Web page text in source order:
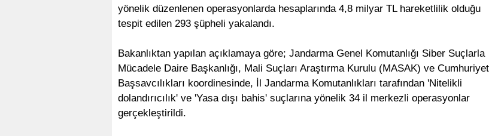
yönelik düzenlenen operasyonlarda hesaplarında 4,8 milyar TL hareketlilik olduğu
tespit edilen 293 şüpheli yakalandı.
Bakanlıktan yapılan açıklamaya göre; Jandarma Genel Komutanlığı Siber Suçlarla
Mücadele Daire Başkanlığı, Mali Suçları Araştırma Kurulu (MASAK) ve Cumhuriyet
Başsavcılıkları koordinesinde, İl Jandarma Komutanlıkları tarafından 'Nitelikli
dolandırıcılık' ve 'Yasa dışı bahis' suçlarına yönelik 34 il merkezli operasyonlar
gerçekleştirildi.